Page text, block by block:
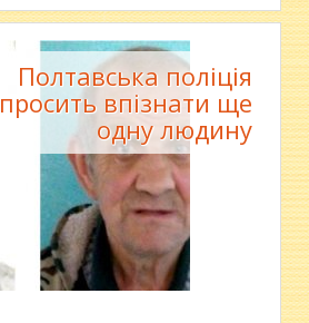
Полтавська поліція
просить впізнати ще
одну людину